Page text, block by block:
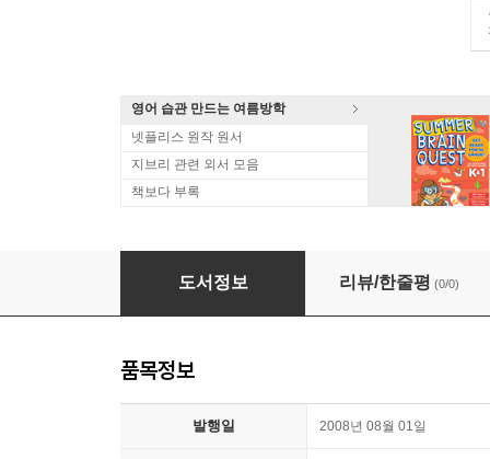
영어 습관 만드는 여름방학
넷플리스 원작 원서
지브리 관련 외서 모음
책보다 부록
[Taschen 25th Special Edition] Eugene
도서정보 리뷰/한줄평 (0/0)
품목정보
발행일 2008년 08월 01일